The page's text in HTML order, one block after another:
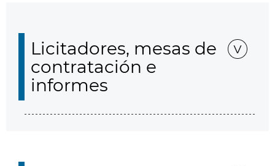
Licitadores, mesas de
contratación e
informes